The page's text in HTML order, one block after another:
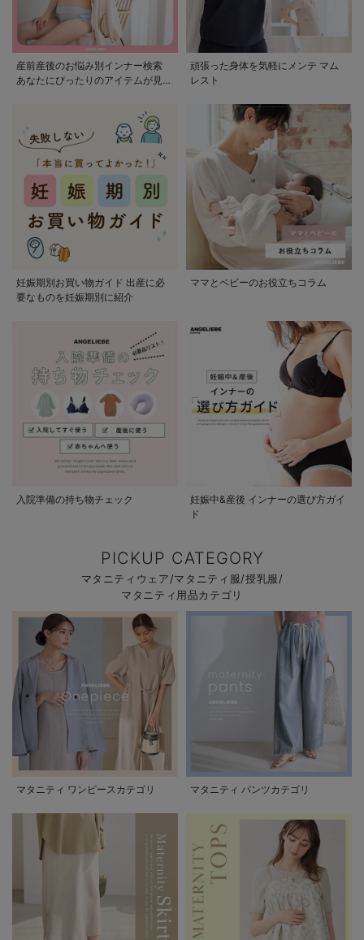
産前産後のお悩み別インナー検索
あなたにぴったりのアイテムが見つ
頑張った身体を気軽にメンテ マム
レスト
妊娠期別お買い物ガイド 出産に必
要なものを妊娠期別に紹介
ママとベビーのお役立ちコラム
入院準備の持ち物チェック
妊娠中&産後 インナーの選び方ガイ
ド
PICKUP CATEGORY
マタニティウェア/マタニティ服/授乳服/
マタニティ用品カテゴリ
マタニティ ワンピースカテゴリ マタニティ パンツカテゴリ